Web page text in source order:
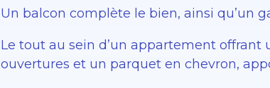
Un balcon complète le bien, ainsi qu’un
Le tout au sein d’un appartement
ouvertures et un parquet en chevron,